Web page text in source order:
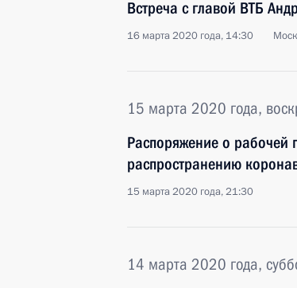
Встреча с главой ВТБ
16 марта 2020 года, 14:30
15 марта 2020 года,
Распоряжение о рабочей
распространению
15 марта 2020 года, 21:30
14 марта 2020 года,